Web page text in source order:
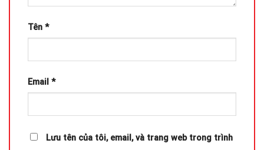
Tên *
Email *
Lưu tên của tôi, email, và trang web trong trình